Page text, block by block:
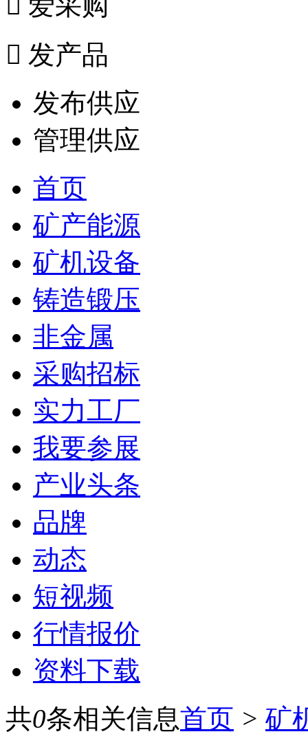
 发产品
发布供应
管理供应
首页
矿产能源
矿机设备
铸造锻压
非金属
采购招标
实力工厂
我要参展
产业头条
品牌
动态
短视频
行情报价
资料下载
共0条相关信息首页 > 矿